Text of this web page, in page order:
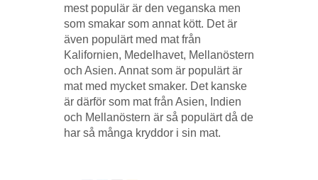
mest populär är den veganska men
som smakar som annat kött. Det är
även populärt med mat från
Kalifornien, Medelhavet, Mellanöstern
och Asien. Annat som är populärt är
mat med mycket smaker. Det kanske
är därför som mat från Asien, Indien
och Mellanöstern är så populärt då de
har så många kryddor i sin mat.